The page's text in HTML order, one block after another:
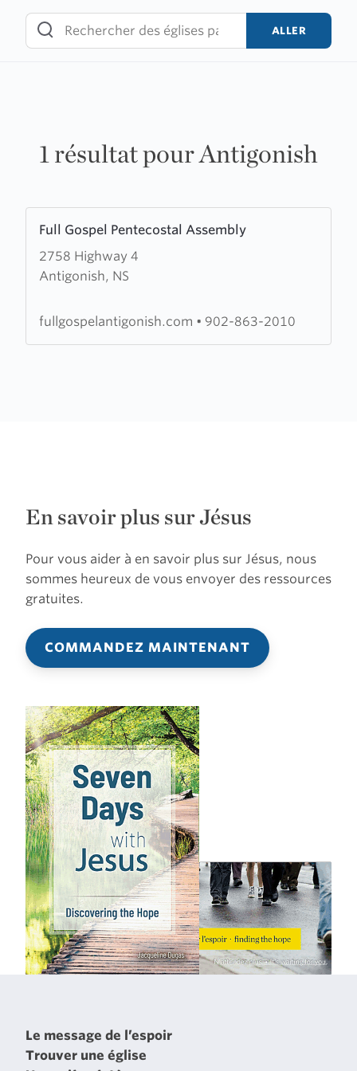
content
ALLER
1 résultat pour Antigonish
Full Gospel Pentecostal Assembly
2758 Highway 4
Antigonish, NS
more
about
Full
Pentecostal
fullgospelantigonish.com • 902-863-2010
En savoir plus sur Jésus
Pour vous aider à en savoir plus sur Jésus, nous
sommes heureux de vous envoyer des ressources
gratuites.
COMMANDEZ MAINTENANT
Le message de l’espoir
Trouver une église